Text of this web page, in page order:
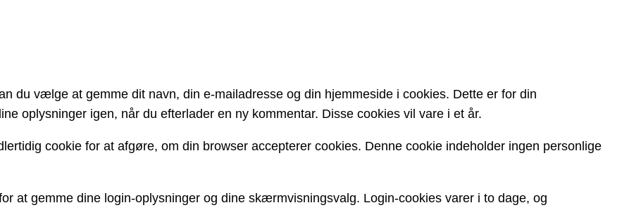
du vælge at gemme dit navn, din e-mailadresse og din hjemmeside i cookies. Dette er for din
oplysninger igen, når du efterlader en ny kommentar. Disse cookies vil vare i et år.
cookie for at afgøre, om din browser accepterer cookies. Denne cookie indeholder ingen personlige
at gemme dine login-oplysninger og dine skærmvisningsvalg. Login-cookies varer i to dage, og